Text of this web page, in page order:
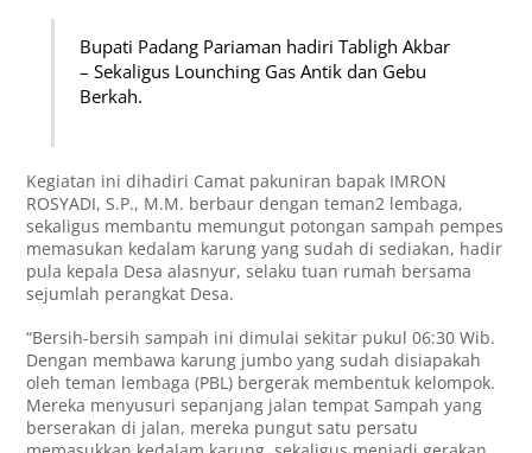
Bupati Padang Pariaman hadiri Tabligh Akbar
– Sekaligus Lounching Gas Antik dan Gebu
Berkah.
Kegiatan ini dihadiri Camat pakuniran bapak IMRON
ROSYADI, S.P., M.M. berbaur dengan teman2 lembaga,
sekaligus membantu memungut potongan sampah pempes
memasukan kedalam karung yang sudah di sediakan, hadir
pula kepala Desa alasnyur, selaku tuan rumah bersama
sejumlah perangkat Desa.
“Bersih-bersih sampah ini dimulai sekitar pukul 06:30 Wib.
Dengan membawa karung jumbo yang sudah disiapakah
oleh teman lembaga (PBL) bergerak membentuk kelompok.
Mereka menyusuri sepanjang jalan tempat Sampah yang
berserakan di jalan, mereka pungut satu persatu